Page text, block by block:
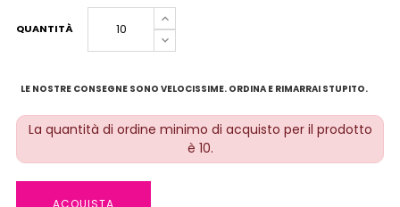
QUANTITÀ
LE NOSTRE CONSEGNE SONO VELOCISSIME. ORDINA E RIMARRAI STUPITO.
La quantità di ordine minimo di acquisto per il prodotto
è 10.
ACQUISTA